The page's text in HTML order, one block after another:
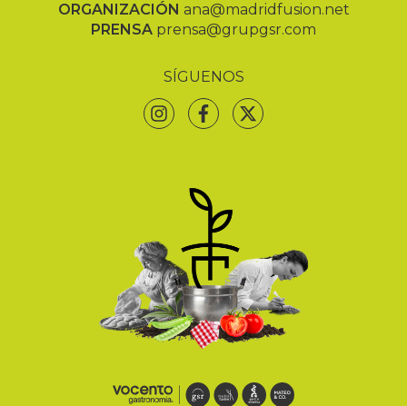
ORGANIZACIÓN ana@madridfusion.net
PRENSA prensa@grupgsr.com
SÍGUENOS